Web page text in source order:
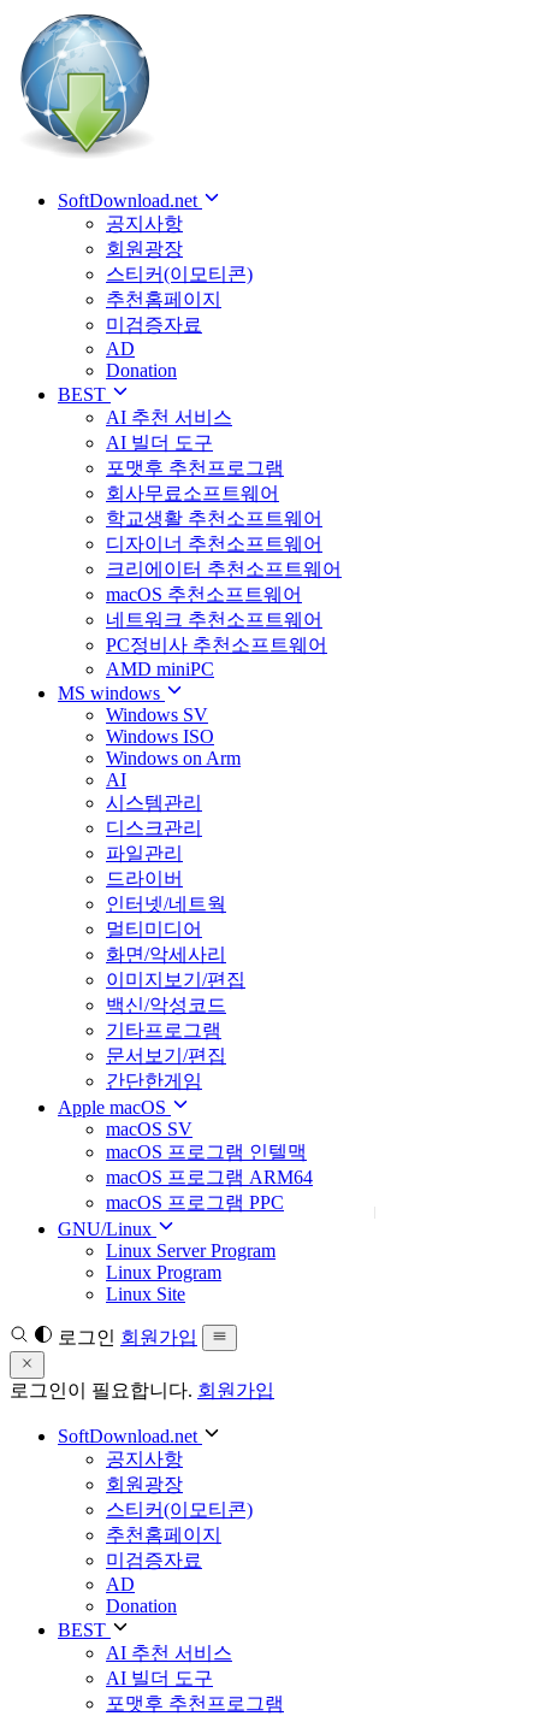
SoftDownload.net
공지사항
회원광장
스티커(이모티콘)
추천홈페이지
미검증자료
AD
Donation
BEST
AI 추천 서비스
AI 빌더 도구
포맷후 추천프로그램
회사무료소프트웨어
학교생활 추천소프트웨어
디자이너 추천소프트웨어
크리에이터 추천소프트웨어
macOS 추천소프트웨어
네트워크 추천소프트웨어
PC정비사 추천소프트웨어
AMD miniPC
MS windows
Windows SV
Windows ISO
Windows on Arm
AI
시스템관리
디스크관리
파일관리
드라이버
인터넷/네트웍
멀티미디어
화면/악세사리
이미지보기/편집
백신/악성코드
기타프로그램
문서보기/편집
간단한게임
Apple macOS
macOS SV
macOS 프로그램 인텔맥
macOS 프로그램 ARM64
macOS 프로그램 PPC
GNU/Linux
Linux Server Program
Linux Program
Linux Site
로그인 회원가입
로그인이 필요합니다. 회원가입
SoftDownload.net
공지사항
회원광장
스티커(이모티콘)
추천홈페이지
미검증자료
AD
Donation
BEST
AI 추천 서비스
AI 빌더 도구
포맷후 추천프로그램